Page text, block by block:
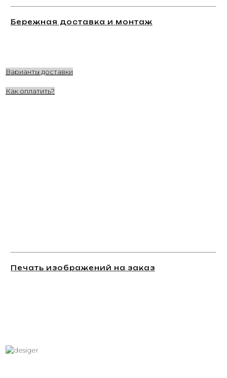
Бережная доставка и монтаж
Варианты доставки
Как оплатить?
Печать изображений на заказ